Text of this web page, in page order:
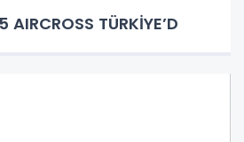
AIRCROSS TÜRKİYE’D